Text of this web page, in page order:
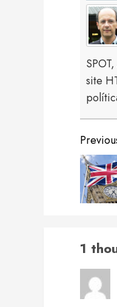
site
1